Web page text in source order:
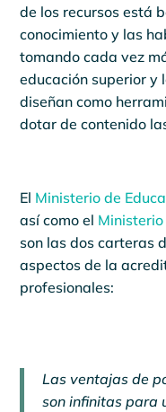
de los recursos está
conocimiento y las
tomando cada vez
educación superior y
diseñan como
dotar de contenido
El Ministerio de
así como el
son las dos carteras
aspectos de la
profesionales:
Las ventajas de
son infinitas para